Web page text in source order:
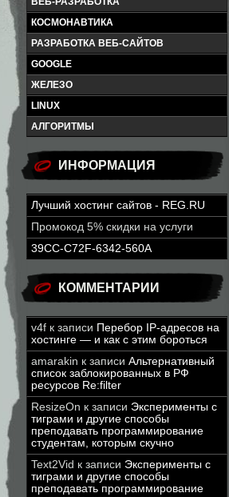
КОСМОНАВТИКА
РАЗРАБОТКА ВЕБ-САЙТОВ
GOOGLE
ЖЕЛЕЗО
LINUX
АЛГОРИТМЫ
ИНФОРМАЦИЯ
Лучший хостинг сайтов - REG.RU
Промокод 5% скидки на услуги
39CC-C72F-6342-560A
КОММЕНТАРИИ
v4f к записи Перебор IP-адресов на
хостинге — и как с этим бороться
amarakin к записи Альтернативный
список заблокированных в РФ
ресурсов Re:filter
ResizeOn к записи Эксперименты с
тиграми и другие способы
преподавать программирование
студентам, которым скучно
Text2Vid к записи Эксперименты с
тиграми и другие способы
преподавать программирование